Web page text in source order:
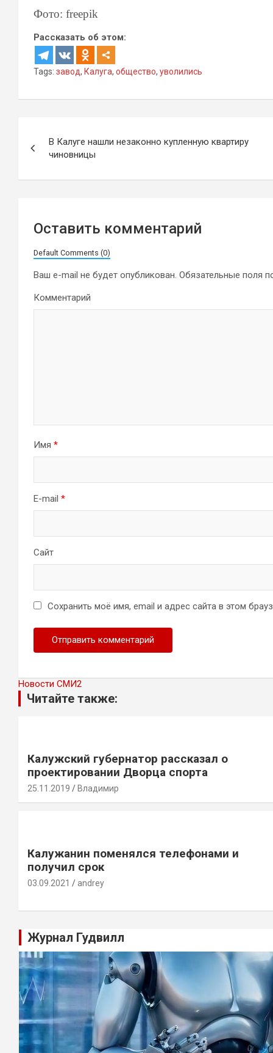
Фото: freepik
Рассказать об этом:
Tags: завод, Калуга, общество, уволились
по
записям
В Калуге нашли незаконно купленную квартиру
чиновницы
Оставить комментарий
Default Comments (0)
Ваш e-mail не будет опубликован. Обязательные поля
Комментарий
Имя *
E-mail *
Сайт
Сохранить моё имя, email и адрес сайта в этом
Новости СМИ2
Читайте также:
Калужский губернатор рассказал о
проектировании Дворца спорта
25.11.2019 Владимир
Калужанин поменялся телефонами и
получил срок
03.09.2021 andrey
Журнал Гудвилл